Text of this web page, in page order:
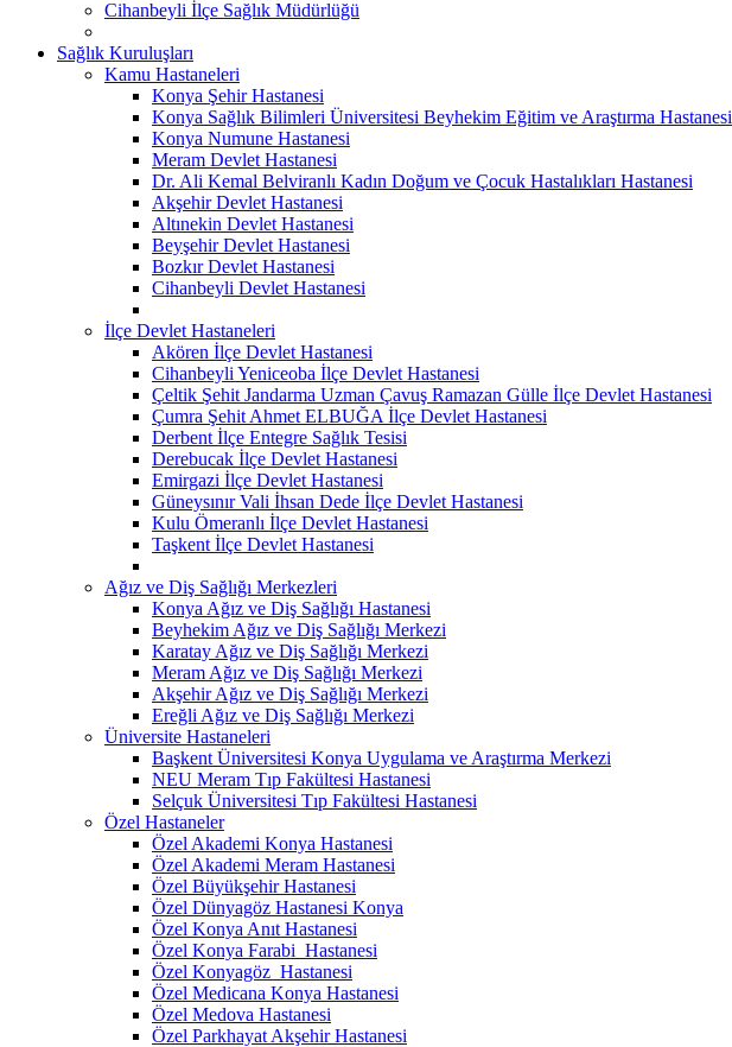
Cihanbeyli İlçe Sağlık Müdürlüğü
Sağlık Kuruluşları
Kamu Hastaneleri
Konya Şehir Hastanesi
Konya Sağlık Bilimleri Üniversitesi Beyhekim Eğitim ve Araştırma Hastanesi
Konya Numune Hastanesi
Meram Devlet Hastanesi
Dr. Ali Kemal Belviranlı Kadın Doğum ve Çocuk Hastalıkları Hastanesi
Akşehir Devlet Hastanesi
Altınekin Devlet Hastanesi
Beyşehir Devlet Hastanesi
Bozkır Devlet Hastanesi
Cihanbeyli Devlet Hastanesi
İlçe Devlet Hastaneleri
Akören İlçe Devlet Hastanesi
Cihanbeyli Yeniceoba İlçe Devlet Hastanesi
Çeltik Şehit Jandarma Uzman Çavuş Ramazan Gülle İlçe Devlet Hastanesi
Çumra Şehit Ahmet ELBUĞA İlçe Devlet Hastanesi
Derbent İlçe Entegre Sağlık Tesisi
Derebucak İlçe Devlet Hastanesi
Emirgazi İlçe Devlet Hastanesi
Güneysınır Vali İhsan Dede İlçe Devlet Hastanesi
Kulu Ömeranlı İlçe Devlet Hastanesi
Taşkent İlçe Devlet Hastanesi
Ağız ve Diş Sağlığı Merkezleri
Konya Ağız ve Diş Sağlığı Hastanesi
Beyhekim Ağız ve Diş Sağlığı Merkezi
Karatay Ağız ve Diş Sağlığı Merkezi
Meram Ağız ve Diş Sağlığı Merkezi
Akşehir Ağız ve Diş Sağlığı Merkezi
Ereğli Ağız ve Diş Sağlığı Merkezi
Üniversite Hastaneleri
Başkent Üniversitesi Konya Uygulama ve Araştırma Merkezi
NEU Meram Tıp Fakültesi Hastanesi
Selçuk Üniversitesi Tıp Fakültesi Hastanesi
Özel Hastaneler
Özel Akademi Konya Hastanesi
Özel Akademi Meram Hastanesi
Özel Büyükşehir Hastanesi
Özel Dünyagöz Hastanesi Konya
Özel Konya Anıt Hastanesi
Özel Konya Farabi Hastanesi
Özel Konyagöz Hastanesi
Özel Medicana Konya Hastanesi
Özel Medova Hastanesi
Özel Parkhayat Akşehir Hastanesi